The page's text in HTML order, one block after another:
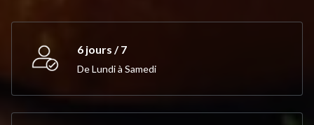
6 jours / 7
De Lundi à Samedi